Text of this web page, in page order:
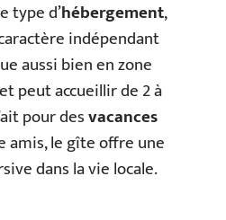
type d’hébergement,
indépendant
aussi bien en zone
peut accueillir de 2 à
pour desvacances
amis, le gîte offre une
dans la vie locale.